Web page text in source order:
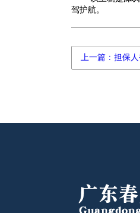
驾护航。
上一篇：担保